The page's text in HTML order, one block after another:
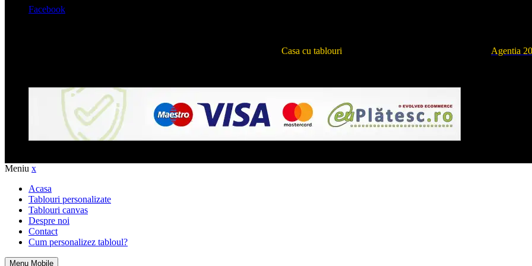
Facebook
Casa cu tablouri Agentia
Meniu x
Acasa
Tablouri personalizate
Tablouri canvas
Despre noi
Contact
Cum personalizez tabloul?
Menu Mobile